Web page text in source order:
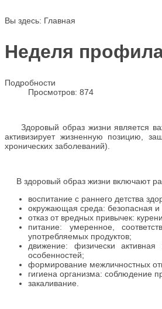
Вы здесь: Главная
Неделя
Подробности
Просмотров: 874
Здоровый образ жизни является
активизирует жизненную позицию,
хронических заболеваний).
В здоровый образ жизни включают
воспитание с раннего детства
окружающая среда: безопасная и
отказ от вредных привычек:
питание: умеренное,
употребляемых продуктов;
движение: физически
особенностей;
формирование межличностных
гигиена организма: соблюдение
закаливание.